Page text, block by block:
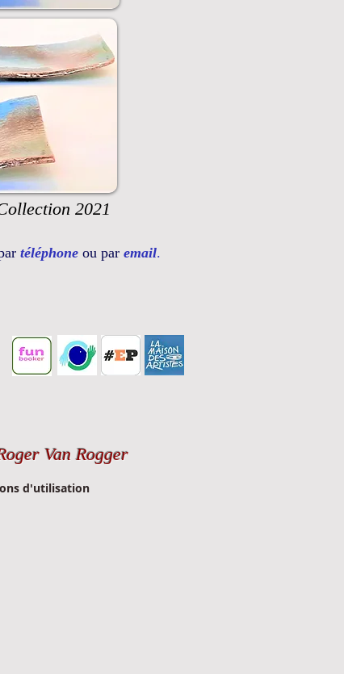
2021
téléphone ou par email.
Van Rogger
d'utilisation